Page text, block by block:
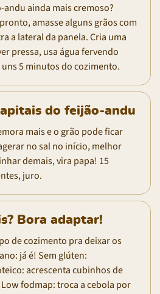
ainda mais cremoso?
amasse alguns grãos com
a lateral da panela. Cria uma
pressa, usa água fervendo
5 minutos do cozimento.
do feijão-andu
mais e o grão pode ficar
no sal no início, melhor
demais, vira papa! 15
juro.
Bora adaptar!
de cozimento pra deixar os
já é! Sem glúten:
acrescenta cubinhos de
fodmap: troca a cebola por